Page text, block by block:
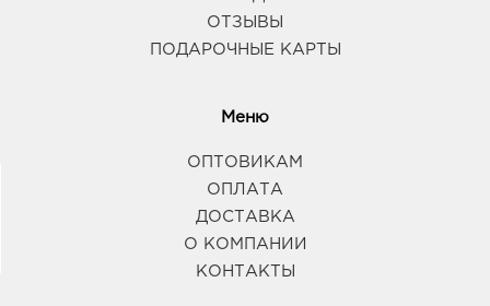
ОТЗЫВЫ
ПОДАРОЧНЫЕ КАРТЫ
Меню
ОПТОВИКАМ
ОПЛАТА
ДОСТАВКА
О КОМПАНИИ
КОНТАКТЫ